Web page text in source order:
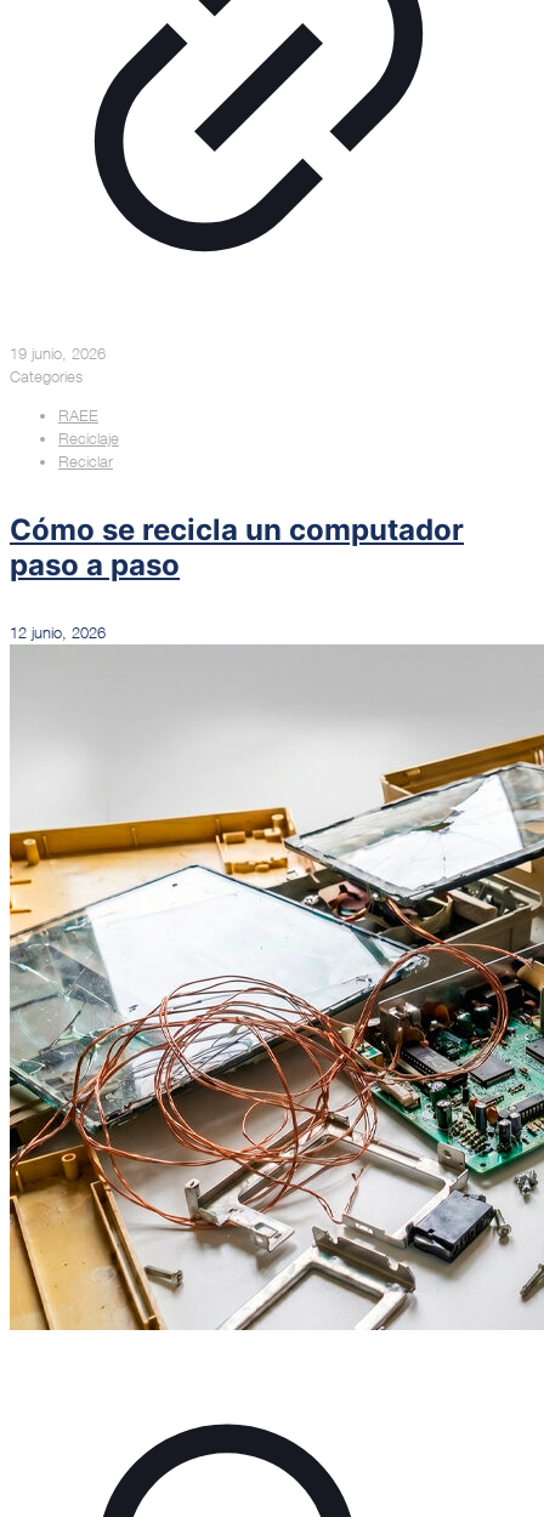
19 junio, 2026
Categories
RAEE
Reciclaje
Reciclar
Cómo se recicla un computador
paso a paso
12 junio, 2026